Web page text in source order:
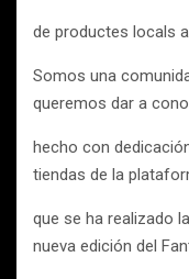
de productes locals
Somos una
queremos dar a
hecho con
tiendas de la
que se ha realizado
nueva edición del